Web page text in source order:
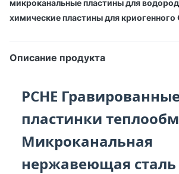
микроканальные пластины для
химические пластины для
Описание продукта
PCHE
пластинки
Микроканальная
нержавеющая сталь